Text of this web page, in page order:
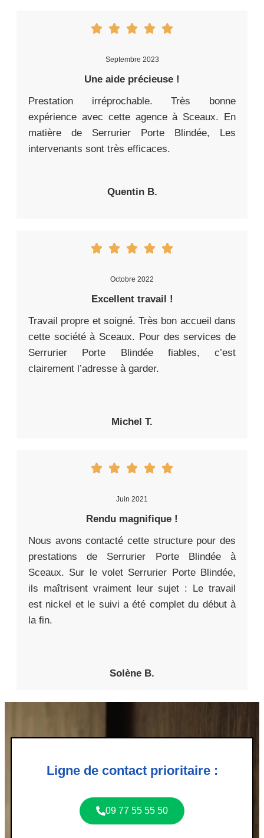
Septembre 2023
Une aide précieuse !
Prestation irréprochable. Très bonne
expérience avec cette agence à Sceaux. En
matière de Serrurier Porte Blindée, Les
intervenants sont très efficaces.
Quentin B.
Octobre 2022
Excellent travail !
Travail propre et soigné. Très bon accueil dans
cette société à Sceaux. Pour des services de
Serrurier Porte Blindée fiables, c’est
clairement l’adresse à garder.
Michel T.
Juin 2021
Rendu magnifique !
Nous avons contacté cette structure pour des
prestations de Serrurier Porte Blindée à
Sceaux. Sur le volet Serrurier Porte Blindée,
ils maîtrisent vraiment leur sujet : Le travail
est nickel et le suivi a été complet du début à
la fin.
Solène B.
Ligne de contact prioritaire :
09 77 55 55 50